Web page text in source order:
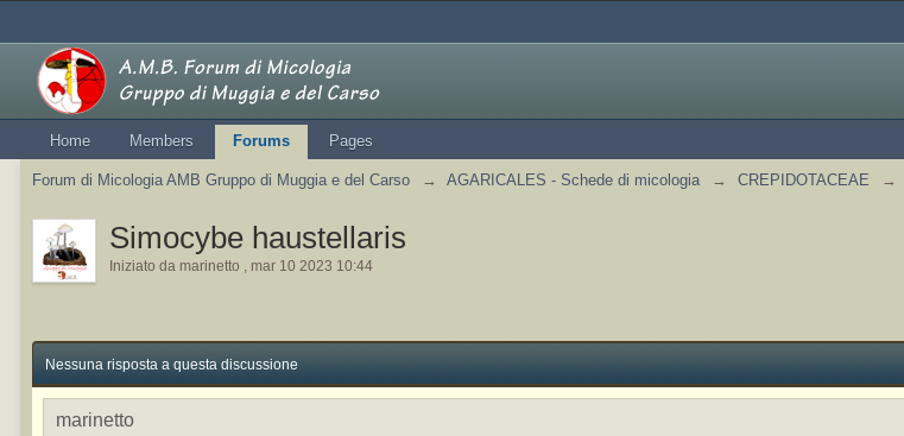
Home Members Forums Pages
Forum di Micologia AMB Gruppo di Muggia e del Carso → AGARICALES - Schede di micologia → CREPIDOTACEAE →
Simocybe haustellaris
Iniziato da marinetto , mar 10 2023 10:44
Nessuna risposta a questa discussione
marinetto